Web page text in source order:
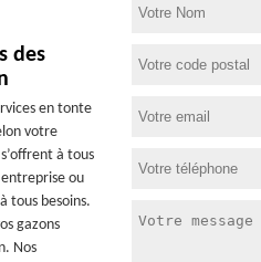
des
en tonte
votre
à tous
ou
tous besoins.
gazons
Nos